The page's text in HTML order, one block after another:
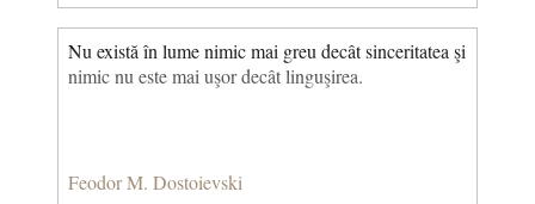
Nu există în lume nimic mai greu decât sinceritatea şi
nimic nu este mai uşor decât linguşirea.
Feodor M. Dostoievski